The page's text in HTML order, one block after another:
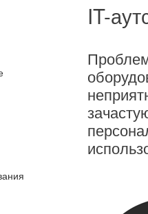
IT-